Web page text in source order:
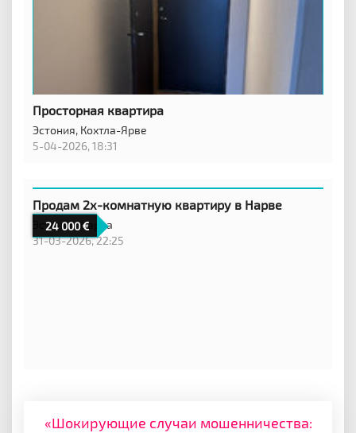
Просторная квартира
Эстония, Кохтла-Ярве
5-04-2026, 18:31
24 000
Продам 2х-комнатную квартиру в Нарве
Эстония,Нарва
31-03-2026, 22:25
«Шокирующие случаи мошенничества: